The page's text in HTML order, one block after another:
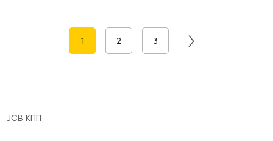
1 2 3
JCB КПП